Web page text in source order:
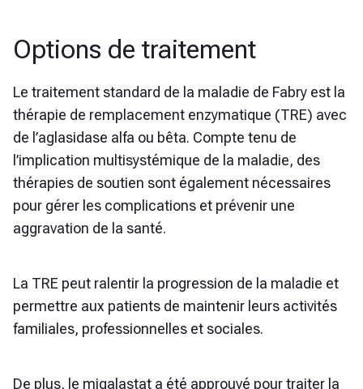
Options de traitement
Le traitement standard de la maladie de Fabry est la
thérapie de remplacement enzymatique (TRE) avec
de l’aglasidase alfa ou bêta. Compte tenu de
l’implication multisystémique de la maladie, des
thérapies de soutien sont également nécessaires
pour gérer les complications et prévenir une
aggravation de la santé.
La TRE peut ralentir la progression de la maladie et
permettre aux patients de maintenir leurs activités
familiales, professionnelles et sociales.
De plus, le migalastat a été approuvé pour traiter la